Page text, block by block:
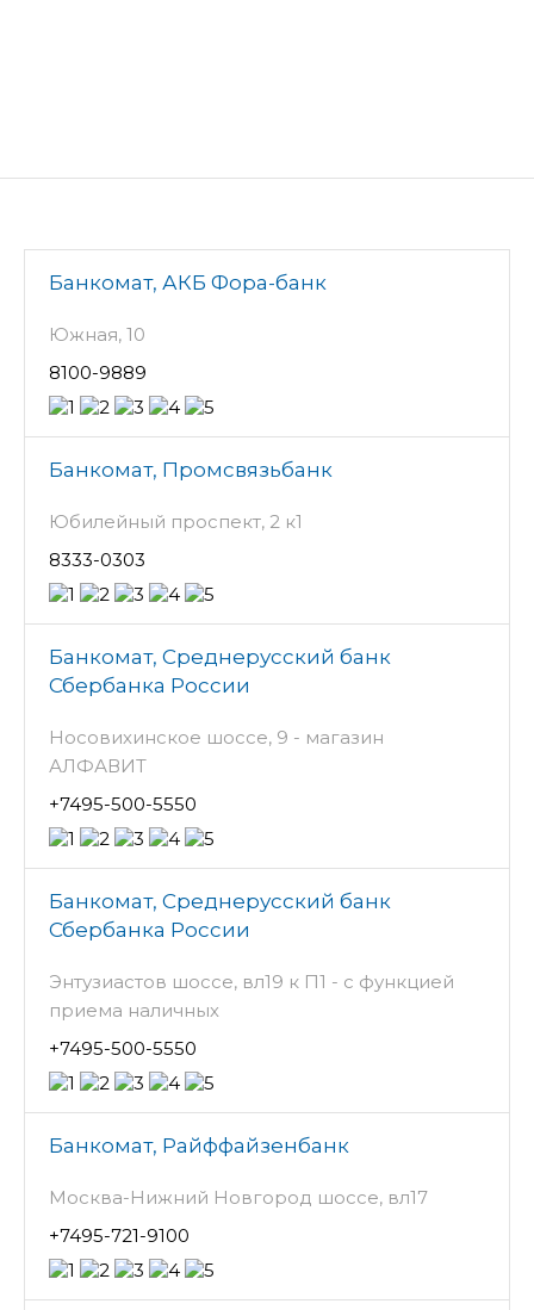
Банкомат, АКБ Фора-банк
Южная, 10
8100-9889
Банкомат, Промсвязьбанк
Юбилейный проспект, 2 к1
8333-0303
Банкомат, Среднерусский банк
Сбербанка России
Носовихинское шоссе, 9 - магазин
АЛФАВИТ
+7495-500-5550
Банкомат, Среднерусский банк
Сбербанка России
Энтузиастов шоссе, вл19 к П1 - с функцией
приема наличных
+7495-500-5550
Банкомат, Райффайзенбанк
Москва-Нижний Новгород шоссе, вл17
+7495-721-9100